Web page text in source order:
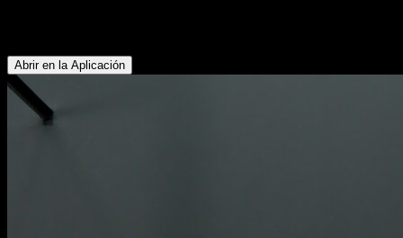
Abrir en la Aplicación